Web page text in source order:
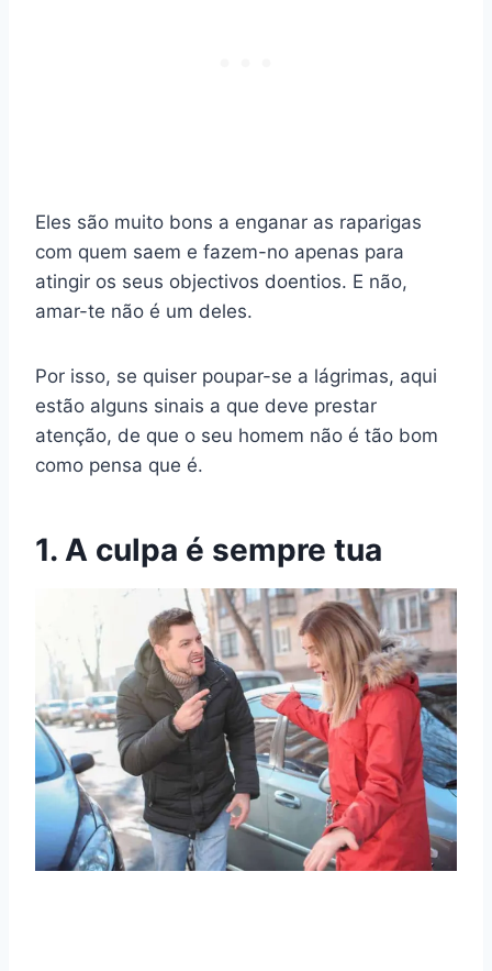
Eles são muito bons a enganar as raparigas
com quem saem e fazem-no apenas para
atingir os seus objectivos doentios. E não,
amar-te não é um deles.
Por isso, se quiser poupar-se a lágrimas, aqui
estão alguns sinais a que deve prestar
atenção, de que o seu homem não é tão bom
como pensa que é.
1. A culpa é sempre tua